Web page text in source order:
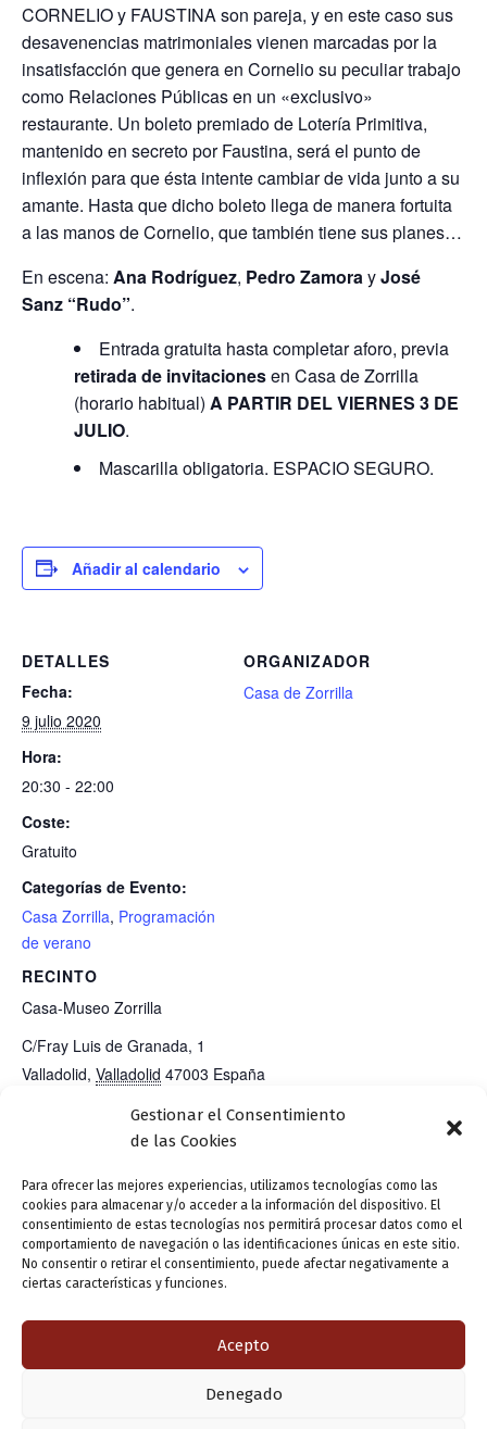
Gestionar el Consentimiento
de las Cookies
Para ofrecer las mejores experiencias, utilizamos tecnologías como las
cookies para almacenar y/o acceder a la información del dispositivo. El
consentimiento de estas tecnologías nos permitirá procesar datos como el
comportamiento de navegación o las identificaciones únicas en este sitio.
No consentir o retirar el consentimiento, puede afectar negativamente a
ciertas características y funciones.
Acepto
Denegado
CORNELIO y FAUSTINA son pareja, y en este caso sus
desavenencias matrimoniales vienen marcadas por la
insatisfacción que genera en Cornelio su peculiar trabajo
como Relaciones Públicas en un «exclusivo»
restaurante. Un boleto premiado de Lotería Primitiva,
mantenido en secreto por Faustina, será el punto de
inflexión para que ésta intente cambiar de vida junto a su
amante. Hasta que dicho boleto llega de manera fortuita
a las manos de Cornelio, que también tiene sus planes…
En escena: Ana Rodríguez, Pedro ZamorayJosé
Sanz “Rudo”.
Entrada gratuita hasta completar aforo, previa
retirada de invitacionesen Casa de Zorrilla
(horario habitual) A PARTIR DEL VIERNES 3 DE
JULIO.
Mascarilla obligatoria. ESPACIO SEGURO.
Añadir al calendario
DETALLES
Fecha:
9 julio 2020
Hora:
20:30 - 22:00
Coste:
Gratuito
Categorías de Evento:
Casa Zorrilla, Programación
de verano
RECINTO
Casa-Museo Zorrilla
C/Fray Luis de Granada, 1
Valladolid, Valladolid 47003 España
Ver el sitio web del Recinto
ORGANIZADOR
Casa de Zorrilla
4 x 4 poetas de aquí (1)
Las aventuras de Charlot, por Jesús